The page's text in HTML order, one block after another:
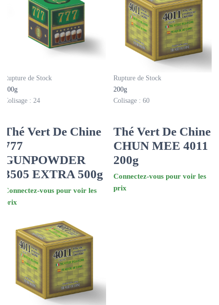
Rupture de Stock
500g
Colisage : 24
Thé Vert De Chine
777
GUNPOWDER
3505 EXTRA 500g
Connectez-vous pour voir les
prix
Rupture de Stock
200g
Colisage : 60
Thé Vert De Chine
CHUN MEE 4011
200g
Connectez-vous pour voir les
prix